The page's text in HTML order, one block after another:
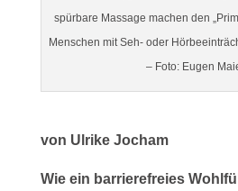
spürbare Massage machen den
Menschen mit Seh- oder
– Foto: Eugen
von Ulrike Jocham
Wie ein barrierefreies